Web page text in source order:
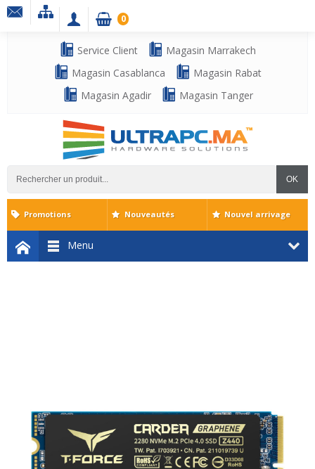
Service Client
Magasin Marrakech
Magasin Casablanca
Magasin Rabat
Magasin Agadir
Magasin Tanger
OK
0
Menu
Promotions Nouveautés Nouvel arrivage